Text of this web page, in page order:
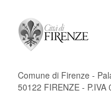
Comune di Firenze -
50122 FIRENZE - P.IVA